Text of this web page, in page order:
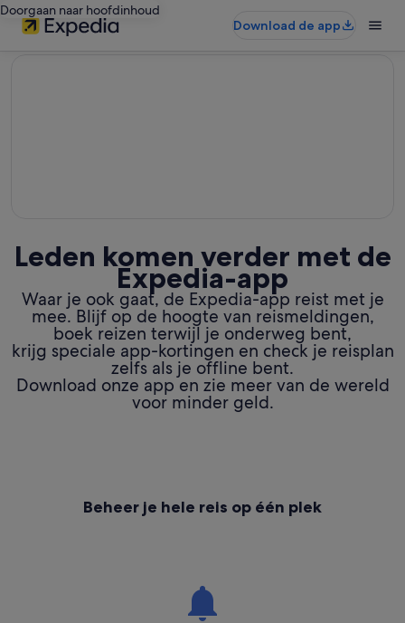
Doorgaan naar hoofdinhoud
Download de app
Leden komen verder met de
Expedia-app
Waar je ook gaat, de Expedia-app reist met je
mee. Blijf op de hoogte van reismeldingen,
boek reizen terwijl je onderweg bent,
krijg speciale app-kortingen en check je reisplan
zelfs als je offline bent.
Download onze app en zie meer van de wereld
voor minder geld.
Beheer je hele reis op één plek